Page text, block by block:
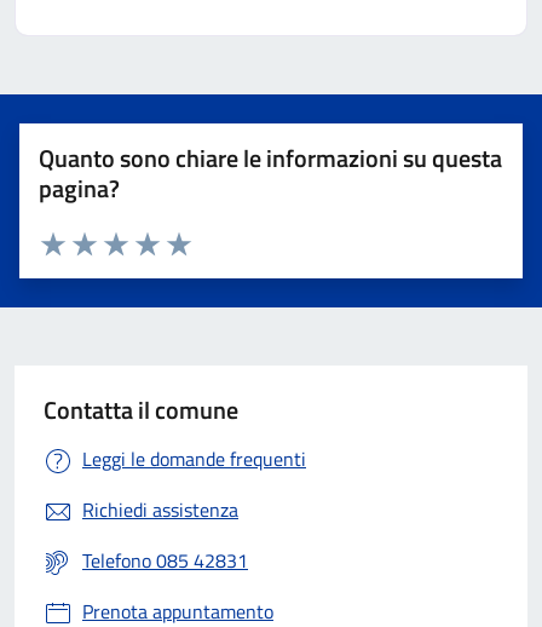
Quanto sono chiare le informazioni su questa
pagina?
Valuta 5 stelle su 5
Valuta 4 stelle su 5
Valuta 3 stelle su 5
Valuta 2 stelle su 5
Valuta 1 stelle su 5
Contatta il comune
Leggi le domande frequenti
Richiedi assistenza
Telefono 085 42831
Prenota appuntamento